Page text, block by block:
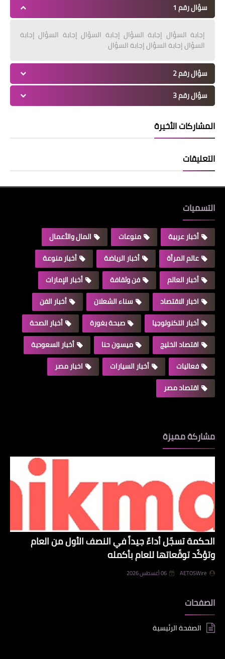
سؤال رقم 1
إجابة السؤال إجابة السؤال إجابة السؤال إجابة السؤال إجابة
السؤال إجابة السؤال إجابة السؤال
سؤال رقم 2
سؤال رقم 3
المشاركات الأخيرة
التعليقات
التسميات
أخبار عربية منوعات
المال والأعمال
عالم المرأة
أخبار الرياضة
أخبار منوعة
أخبار العالم
فن وثقافة
أخبار الإمارات
اخبار الاقتصاد
سناء الشعلان
أخبار الفن
أخبار التكنولوجيا
صبحة بغورة
أخبار الصحة
اقتصاد الخليج
ميسون حنا
أخبار السعودية
فعاليات
أخبار السيارات
اخبار مصر
اقتصاد مصر
مشاركة مميزة
الحكمة تسجّل أداءً جيداً في النصف الأول من العام
وتؤكّد توقّعاتها للعام بأكمله
AETOSWire 06 أغسطس 2026
الصفحات
الصفحة الرئيسية